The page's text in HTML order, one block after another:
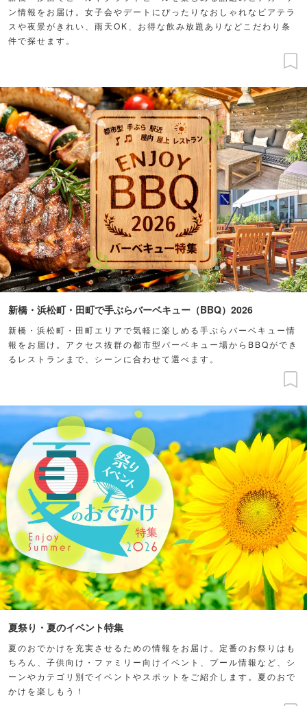
ン情報をお届け。女子会やデートにぴったりなおしゃれなビアテラ
スや夜景がきれい、雨天OK、お得な飲み放題ありなどこだわり条
件で探せます。
新橋・浜松町・田町で手ぶらバーベキュー（BBQ）2026
新橋・浜松町・田町エリアで気軽に楽しめる手ぶらバーベキュー情
報をお届け。アクセス抜群の都市型バーベキュー場からBBQができ
るレストランまで、シーンに合わせて選べます。
夏祭り・夏のイベント特集
夏のおでかけを充実させるための情報をお届け。定番のお祭りはも
ちろん、子供向け・ファミリー向けイベント、プール情報など、シ
ーンやカテゴリ別でイベントやスポットをご紹介します。夏のおで
かけを楽しもう！